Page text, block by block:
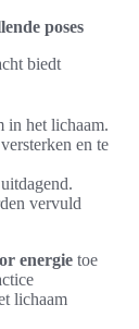
poses
biedt
in het lichaam.
en te
vervuld
energie toe
lichaam